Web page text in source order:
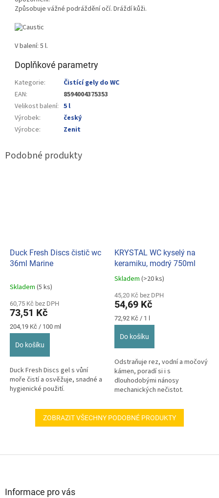
Způsobuje vážné podráždění očí. Dráždí kůži.
V balení: 5 l.
Doplňkové parametry
Kategorie:
Čistící gely do WC
EAN:
8594004375353
Velikost balení: 5 l
Výrobek:
český
Výrobce: Zenit
Duck Fresh Discs čistič wc
36ml Marine
Skladem (5 ks)
60,75 Kč bez DPH
73,51 Kč
Měrná
cena:
204,19 Kč / 100 ml
Do košíku
Duck Fresh Discs gel s vůní
moře čistí a osvěžuje, snadné a
hygienické použití.
KRYSTAL WC kyselý na
keramiku, modrý 750ml
Průměrné
produktu
je
5,0
z
Skladem (>20 ks)
45,20 Kč bez DPH
54,69 Kč
Měrná
cena:
72,92 Kč / 1 l
Do košíku
Odstraňuje rez, vodní a močový
kámen, poradí si i s
dlouhodobými nánosy
mechanických nečistot.
ZOBRAZIT VŠECHNY PODOBNÉ PRODUKTY
Informace pro vás